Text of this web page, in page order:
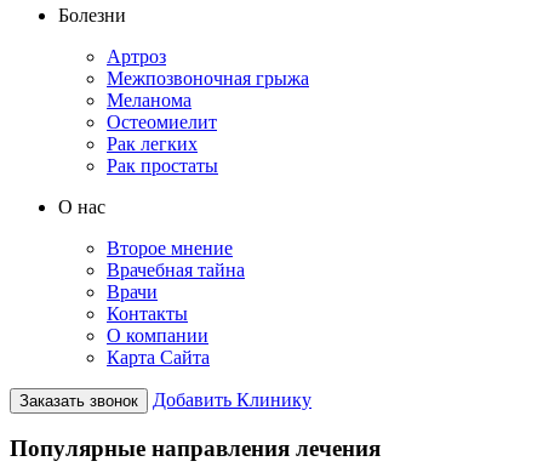
Болезни
Артроз
Межпозвоночная грыжа
Меланома
Остеомиелит
Рак легких
Рак простаты
О нас
Второе мнение
Врачебная тайна
Врачи
Контакты
О компании
Карта Сайта
Заказать звонок Добавить Клинику
Популярные направления лечения